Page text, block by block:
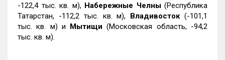
-122,4 тыс. кв. м), Набережные Челны(Республика
Татарстан, -112,2 тыс. кв. м), Владивосток(-101,1
тыс. кв. м) и Мытищи (Московская область, -94,2
тыс. кв. м).